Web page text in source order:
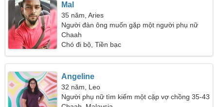
Mal
35 năm, Aries
Người đàn ông muốn gặp một người phụ nữ
Chaah
Chó đi bộ, Tiền bạc
Angeline
32 năm, Leo
Người phụ nữ tìm kiếm một cặp vợ chồng 35-43